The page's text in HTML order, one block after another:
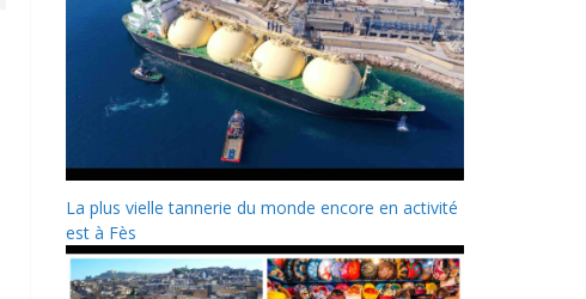
La plus vielle tannerie du monde encore en activité
est à Fès